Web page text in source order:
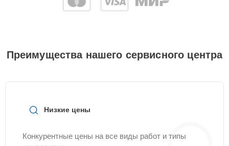
Преимущества нашего сервисного центра
Низкие цены
Конкурентные цены на все виды работ и типы